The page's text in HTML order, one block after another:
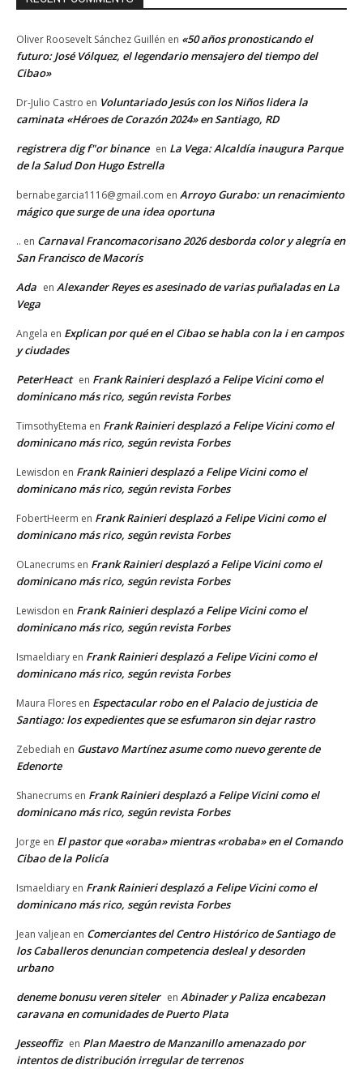
Oliver Roosevelt Sánchez Guillén en «50 años pronosticando el
futuro: José Vólquez, el legendario mensajero del tiempo del
Cibao»
Dr-Julio Castro en Voluntariado Jesús con los Niños lidera la
caminata «Héroes de Corazón 2024» en Santiago, RD
registrera dig f"or binance en La Vega: Alcaldía inaugura Parque
de la Salud Don Hugo Estrella
bernabegarcia1116@gmail.com en Arroyo Gurabo: un renacimiento
mágico que surge de una idea oportuna
.. en Carnaval Francomacorisano 2026 desborda color y alegría en
San Francisco de Macorís
Ada en Alexander Reyes es asesinado de varias puñaladas en La
Vega
Angela en Explican por qué en el Cibao se habla con la i en campos
y ciudades
PeterHeact en Frank Rainieri desplazó a Felipe Vicini como el
dominicano más rico, según revista Forbes
TimsothyEtema en Frank Rainieri desplazó a Felipe Vicini como el
dominicano más rico, según revista Forbes
Lewisdon en Frank Rainieri desplazó a Felipe Vicini como el
dominicano más rico, según revista Forbes
FobertHeerm en Frank Rainieri desplazó a Felipe Vicini como el
dominicano más rico, según revista Forbes
OLanecrums en Frank Rainieri desplazó a Felipe Vicini como el
dominicano más rico, según revista Forbes
Lewisdon en Frank Rainieri desplazó a Felipe Vicini como el
dominicano más rico, según revista Forbes
Ismaeldiary en Frank Rainieri desplazó a Felipe Vicini como el
dominicano más rico, según revista Forbes
Maura Flores en Espectacular robo en el Palacio de justicia de
Santiago: los expedientes que se esfumaron sin dejar rastro
Zebediah en Gustavo Martínez asume como nuevo gerente de
Edenorte
Shanecrums en Frank Rainieri desplazó a Felipe Vicini como el
dominicano más rico, según revista Forbes
Jorge en El pastor que «oraba» mientras «robaba» en el Comando
Cibao de la Policía
Ismaeldiary en Frank Rainieri desplazó a Felipe Vicini como el
dominicano más rico, según revista Forbes
Jean valjean en Comerciantes del Centro Histórico de Santiago de
los Caballeros denuncian competencia desleal y desorden
urbano
deneme bonusu veren siteler en Abinader y Paliza encabezan
caravana en comunidades de Puerto Plata
Jesseoffiz en Plan Maestro de Manzanillo amenazado por
intentos de distribución irregular de terrenos